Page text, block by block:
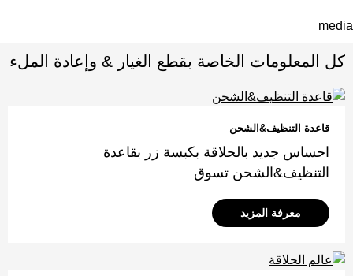
media
كل المعلومات الخاصة بقطع الغيار & وإعادة الملء
قاعدة التنظيف&الشحن
احساس جديد بالحلاقة بكبسة زر بقاعدة
التنظيف&الشحن تسوق
معرفة المزيد